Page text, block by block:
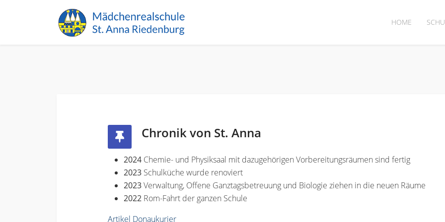
HOME
Chronik von St. Anna
2024 Chemie- und Physiksaal mit dazugehörigen Vorbereitungsräumen sind fertig
2023 Schulküche wurde renoviert
2023Verwaltung, Offene Ganztagsbetreuung und Biologie ziehen in die neuen Räume
2022 Rom-Fahrt der ganzen Schule
Artikel Donaukurier